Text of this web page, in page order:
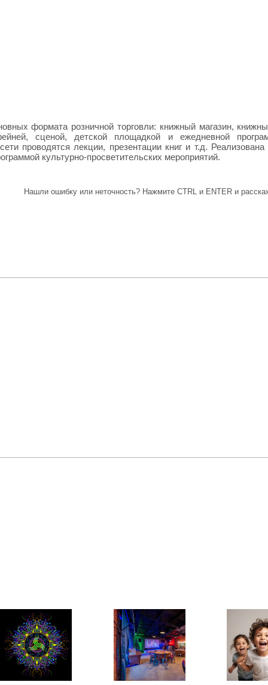
формата розничной торговли: книжный магазин,
сценой, детской площадкой и ежедневной
проводятся лекции, презентации книг и т.д.
культурно-просветительских мероприятий.
Нашли ошибку или неточность? Нажмите CTRL и ENTER и